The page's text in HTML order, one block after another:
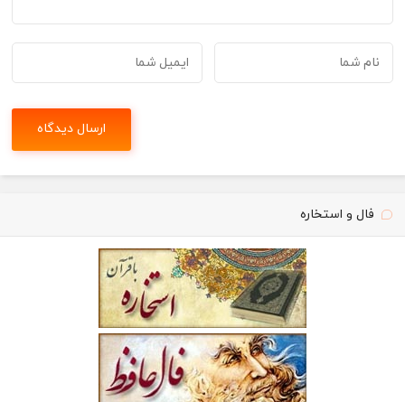
فال و استخاره